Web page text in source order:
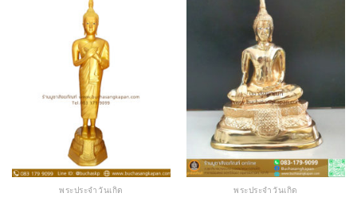
พระประจำวันเกิด พระประจำวันเกิด